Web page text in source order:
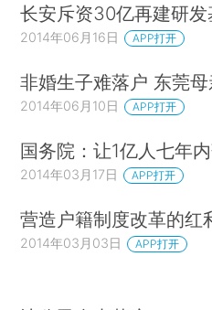
长安斥资30亿再建研
2014年06月16日 APP打开
非婚生子难落户 东莞
2014年06月10日 APP打开
国务院：让1亿人七年
2014年03月17日 APP打开
营造户籍制度改革的红
2014年03月03日 APP打开